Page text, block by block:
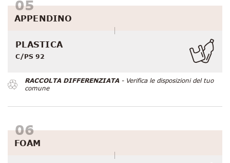
APPENDINO
PLASTICA
C/PS 92
RACCOLTA DIFFERENZIATA- Verifica le disposizioni del tuo
comune
FOAM